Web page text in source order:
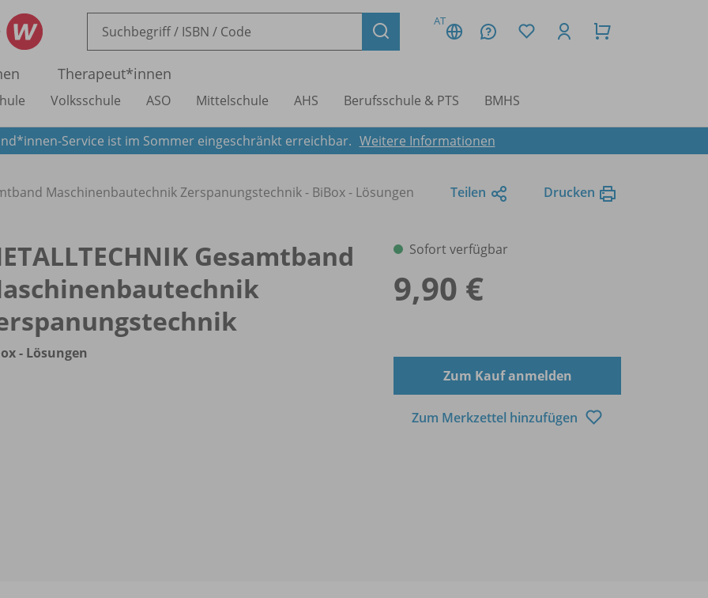
AT
Therapeut*innen
Volksschule ASO Mittelschule AHS Berufsschule & PTS BMHS
Service ist im Sommer eingeschränkt erreichbar. Weitere Informationen
Maschinenbautechnik Zerspanungstechnik - BiBox - Lösungen Teilen Drucken
Gesamtband
- Lösungen
Sofort verfügbar
9,90 €
Zum Kauf anmelden
Zum Merkzettel hinzufügen